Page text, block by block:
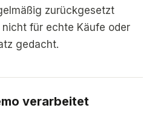
zurückgesetzt
für echte Käufe oder
gedacht.
verarbeitet